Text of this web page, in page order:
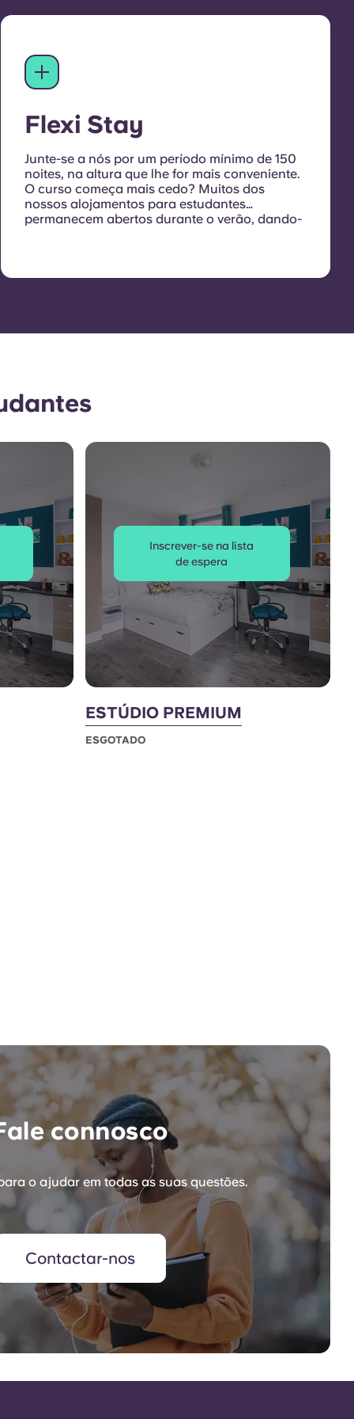
Flexi Stay
Junte-se a nós por um período mínimo de 150
noites, na altura que lhe for mais conveniente.
O curso começa mais cedo? Muitos dos
nossos alojamentos para estudantes
permanecem abertos durante o verão, dando-
connosco para organizar a sua estadia.
Inscrever-se na lista
de espera
ESTÚDIO PREMIUM
ESGOTADO
connosco
o ajudar em todas as suas questões.
Contactar-nos